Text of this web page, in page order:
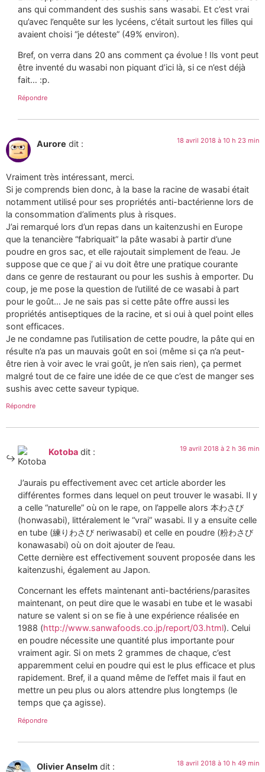
ans qui commandent des sushis sans wasabi. Et c’est vrai
qu’avec l’enquête sur les lycéens, c’était surtout les filles qui
avaient choisi “je déteste” (49% environ).
Bref, on verra dans 20 ans comment ça évolue ! Ils vont peut
être inventé du wasabi non piquant d’ici là, si ce n’est déjà
fait… :p.
Répondre
Aurore dit : 18 avril 2018 à 10 h 23 min
Vraiment très intéressant, merci.
Si je comprends bien donc, à la base la racine de wasabi était
notamment utilisé pour ses propriétés anti-bactérienne lors de
la consommation d’aliments plus à risques.
J’ai remarqué lors d’un repas dans un kaitenzushi en Europe
que la tenancière “fabriquait” la pâte wasabi à partir d’une
poudre en gros sac, et elle rajoutait simplement de l’eau. Je
suppose que ce que j’ ai vu doit être une pratique courante
dans ce genre de restaurant ou pour les sushis à emporter. Du
coup, je me pose la question de l’utilité de ce wasabi à part
pour le goût… Je ne sais pas si cette pâte offre aussi les
propriétés antiseptiques de la racine, et si oui à quel point elles
sont efficaces.
Je ne condamne pas l’utilisation de cette poudre, la pâte qui en
résulte n’a pas un mauvais goût en soi (même si ça n’a peut-
être rien à voir avec le vrai goût, je n’en sais rien), ça permet
malgré tout de ce faire une idée de ce que c’est de manger ses
sushis avec cette saveur typique.
Répondre
Kotoba dit : 19 avril 2018 à 2 h 36 min
J’aurais pu effectivement avec cet article aborder les
différentes formes dans lequel on peut trouver le wasabi. Il y
a celle “naturelle” où on le rape, on l’appelle alors 本わさび
(honwasabi), littéralement le “vrai” wasabi. Il y a ensuite celle
en tube (練りわさび neriwasabi) et celle en poudre (粉わさび
konawasabi) où on doit ajouter de l’eau.
Cette dernière est effectivement souvent proposée dans les
kaitenzushi, également au Japon.
Concernant les effets maintenant anti-bactériens/parasites
maintenant, on peut dire que le wasabi en tube et le wasabi
nature se valent si on se fie à une expérience réalisée en
1988 (http://www.sanwafoods.co.jp/report/03.html). Celui
en poudre nécessite une quantité plus importante pour
vraiment agir. Si on mets 2 grammes de chaque, c’est
apparemment celui en poudre qui est le plus efficace et plus
rapidement. Bref, il a quand même de l’effet mais il faut en
mettre un peu plus ou alors attendre plus longtemps (le
temps que ça agisse).
Répondre
Olivier Anselm dit : 18 avril 2018 à 10 h 49 min